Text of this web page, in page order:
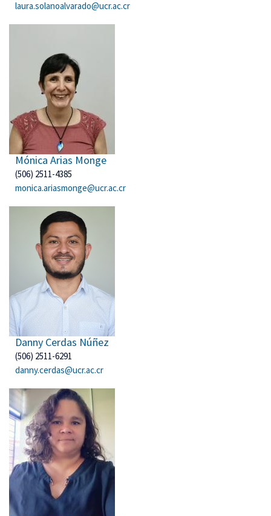
laura.solanoalvarado@ucr.ac.cr
Mónica Arias Monge
(506) 2511-4385
monica.ariasmonge@ucr.ac.cr
Danny Cerdas Núñez
(506) 2511-6291
danny.cerdas@ucr.ac.cr